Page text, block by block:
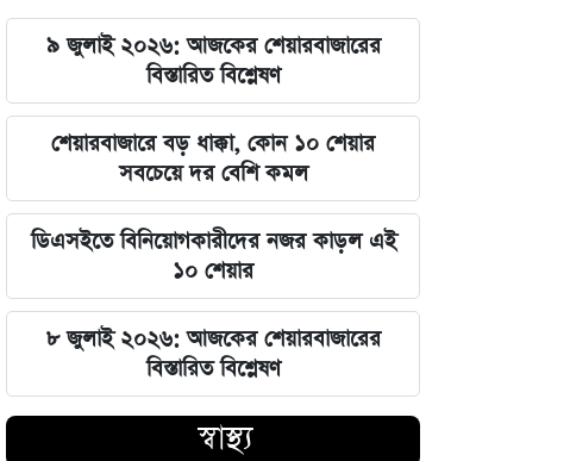
রহমান লিটল
দেবিদ্বার ম্যানেজিং কমিটির সভাপতি
নির্বাচিত মিজানুর রহমান মাস্টার
জুলাইয়ের চেতনাকে হৃদয়ে ধারণ করতে
হবে, যেন তা হারিয়ে না যায়: ভারপ্রাপ্ত
রাষ্ট্রপতি
ভারত সরকারের আলটিমেটামের মুখে
নতিস্বীকার, ভুল স্বীকার করল মেটা
লঙ্কা প্রিমিয়ার লিগে ভারতীয় কিংবদন্তির
আগমন, মালিকানায় বড় চমক
৯ জুলাই ২০২৬: আজকের শেয়ারবাজারের
বিস্তারিত বিশ্লেষণ
শেয়ারবাজারে বড় ধাক্কা, কোন ১০ শেয়ার
সবচেয়ে দর বেশি কমল
ডিএসইতে বিনিয়োগকারীদের নজর কাড়ল এই
১০ শেয়ার
৮ জুলাই ২০২৬: আজকের শেয়ারবাজারের
বিস্তারিত বিশ্লেষণ
স্বাস্থ্য